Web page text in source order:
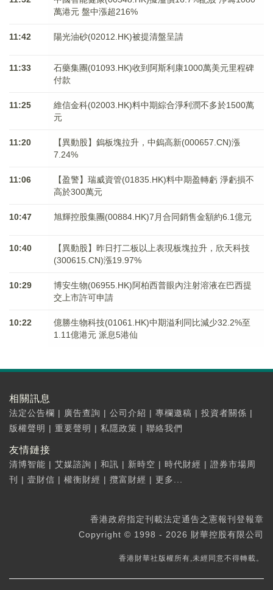
萬港元 ​​​​​​​盤中漲超216%
11:42 陽光油砂(02012.HK)被提清盤呈請
11:33
石藥集團(01093.HK)收到阿斯利康1000萬美元里程碑
付款
11:25
維信金科(02003.HK)料中期綜合淨利潤不多於1500萬
元
11:20
【異動股】鎢板塊拉升，中鎢高新(000657.CN)漲
7.24%
11:06
【盈警】瑞威資管(01835.HK)料中期盈轉虧 淨虧損不
高於300萬元
10:47 旭輝控股集團(00884.HK)7月合同銷售金額約6.1億元
10:40
【異動股】昨日打二板以上表現板塊拉升，欣天科技
(300615.CN)漲19.97%
10:29
博安生物(06955.HK)阿柏西普眼內注射溶液在巴西提
交上市許可申請
10:22
億勝生物科技(01061.HK)中期溢利同比減少32.2%至
1.11億港元 派息5港仙
相關訊息
法定公告欄 | 廣告查詢 | 公司介紹 | 專欄邀稿 | 投資者關係 |
版權聲明 | 重要聲明 | 私隱政策 | 聯絡我們
友情鏈接
清博智能 | 艾媒諮詢 | 和訊 | 新時空 | 時代財經 | 證券市場周
刊
| 壹財信 | 權衡財經 | 攬富財經 | 更多...
香港政府指定刊載法定通告之憲報刊登報章
Copyright © 1998 - 2026 財華控股有限公司
香港財華社版權所有,未經同意不得轉載。